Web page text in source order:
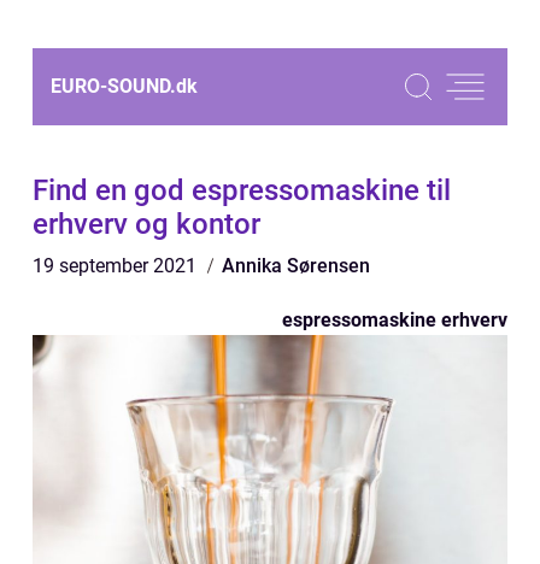
EURO-SOUND.dk
Find en god espressomaskine til
erhverv og kontor
19 september 2021 Annika Sørensen
espressomaskine erhverv